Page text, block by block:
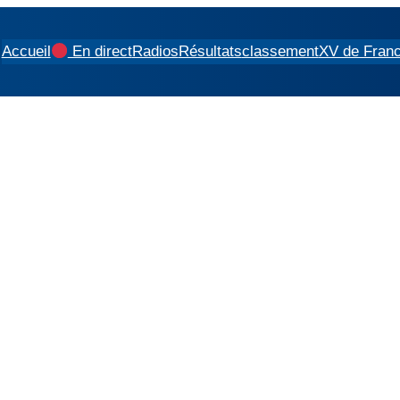
Accueil En directRadiosRésultatsclassementXV de